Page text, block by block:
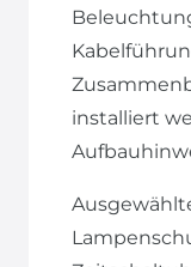
installiert